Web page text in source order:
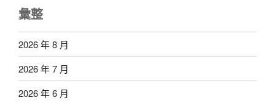
彙整
2026 年 8 月
2026 年 7 月
2026 年 6 月